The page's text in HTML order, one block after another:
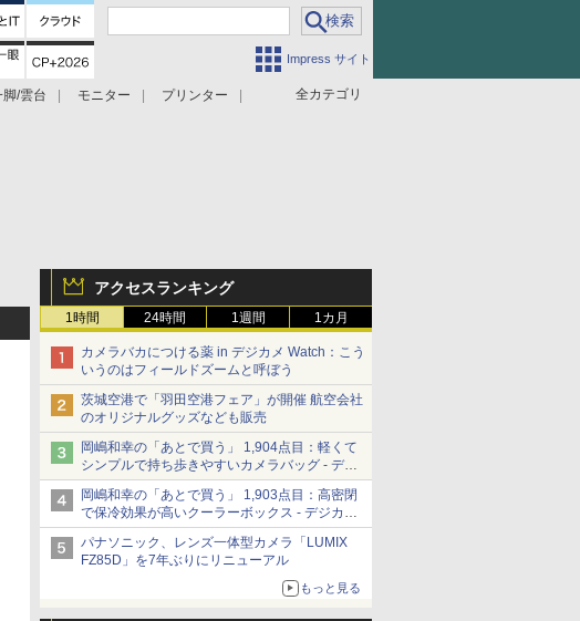
Impress サイト
全カテゴリ
/雲台 モニター
プリンター
アクセスランキング
1時間 24時間 1週間 1カ月
カメラバカにつける薬 in デジカメ Watch：こう
いうのはフィールドズームと呼ぼう
茨城空港で「羽田空港フェア」が開催 航空会社
のオリジナルグッズなども販売
岡嶋和幸の「あとで買う」 1,904点目：軽くて
シンプルで持ち歩きやすいカメラバッグ - デジ
カメ Watch
岡嶋和幸の「あとで買う」 1,903点目：高密閉
で保冷効果が高いクーラーボックス - デジカメ
Watch
パナソニック、レンズ一体型カメラ「LUMIX
FZ85D」を7年ぶりにリニューアル
もっと見る